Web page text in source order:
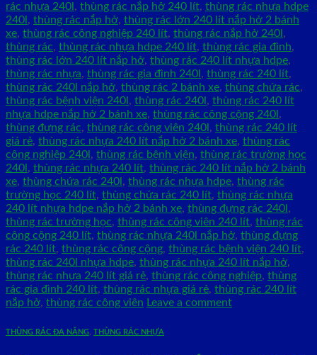
rác nhựa 240l , thùng rác nắp hở 240 lít, thùng rác nhựa hdpe
240l , thùng rác nắp hở, thùng rác lớn 240 lít nắp hở 2 bánh
xe, thùng rác công nghiệp 240 lít, thùng rác nắp hở 240l ,
thùng rác, thùng rác nhựa hdpe 240 lít, thùng rác gia đình,
thùng rác lớn 240 lít nắp hở, thùng rác 240 lít nhựa hdpe,
thùng rác nhựa, thùng rác gia đình 240l , thùng rác 240 lít,
thùng rác 240l nắp hở, thùng rác 2 bánh xe, thùng chứa rác,
thùng rác bệnh viện 240l , thùng rác 240l , thùng rác 240 lít
nhựa hdpe nắp hở 2 bánh xe, thùng rác công cộng 240l ,
thùng đựng rác, thùng rác công viên 240l , thùng rác 240 lít
giá rẻ, thùng rác nhựa 240 lít nắp hở 2 bánh xe, thùng rác
công nghiệp 240l , thùng rác bệnh viện, thùng rác trường học
240l , thùng rác nhựa 240 lít, thùng rác 240 lít nắp hở 2 bánh
xe, thùng chứa rác 240l , thùng rác nhựa hdpe, thùng rác
trường học 240 lít, thùng chứa rác 240 lít, thùng rác nhựa
240 lít nhựa hdpe nắp hở 2 bánh xe, thùng đựng rác 240l ,
thùng rác trường học, thùng rác công viên 240 lít, thùng rác
công cộng 240 lít, thùng rác nhựa 240l nắp hở, thùng đựng
rác 240 lít, thùng rác công cộng, thùng rác bệnh viện 240 lít,
thùng rác 240l nhựa hdpe, thùng rác nhựa 240 lít nắp hở,
thùng rác nhựa 240 lít giá rẻ, thùng rác công nghiệp, thùng
rác gia đình 240 lít, thùng rác nhựa giá rẻ, thùng rác 240 lít
nắp hở, thùng rác công viên Leave a comment
THÙNG RÁC ĐA NĂNG, THÙNG RÁC NHỰA